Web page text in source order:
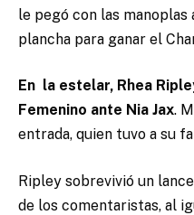
le pegó con las
plancha para ganar el
En la estelar, Rhea
Femenino ante Nia Jax.
entrada, quien tuvo a su
Ripley sobrevivió un
de los comentaristas, al